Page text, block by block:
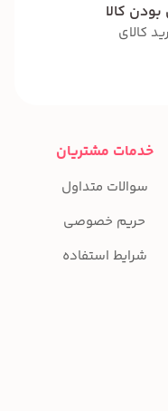
کالا
کالای
خدمات مشتریان
سوالات متداول
حریم خصوصی
شرایط استفاده